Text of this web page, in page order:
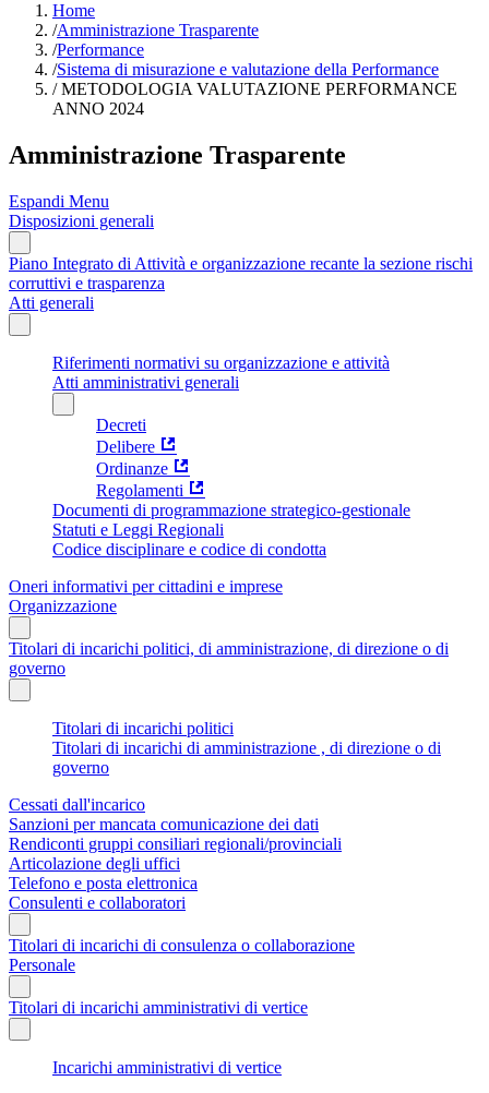
Home
/Amministrazione Trasparente
/Performance
/Sistema di misurazione e valutazione della Performance
/METODOLOGIA VALUTAZIONE PERFORMANCE
ANNO 2024
Amministrazione Trasparente
Espandi Menu
Disposizioni generali
Piano Integrato di Attività e organizzazione recante la sezione rischi
corruttivi e trasparenza
Atti generali
Riferimenti normativi su organizzazione e attività
Atti amministrativi generali
Decreti
Delibere
Ordinanze
Regolamenti
Documenti di programmazione strategico-gestionale
Statuti e Leggi Regionali
Codice disciplinare e codice di condotta
Oneri informativi per cittadini e imprese
Organizzazione
Titolari di incarichi politici, di amministrazione, di direzione o di
governo
Titolari di incarichi politici
Titolari di incarichi di amministrazione , di direzione o di
governo
Cessati dall'incarico
Sanzioni per mancata comunicazione dei dati
Rendiconti gruppi consiliari regionali/provinciali
Articolazione degli uffici
Telefono e posta elettronica
Consulenti e collaboratori
Titolari di incarichi di consulenza o collaborazione
Personale
Titolari di incarichi amministrativi di vertice
Incarichi amministrativi di vertice